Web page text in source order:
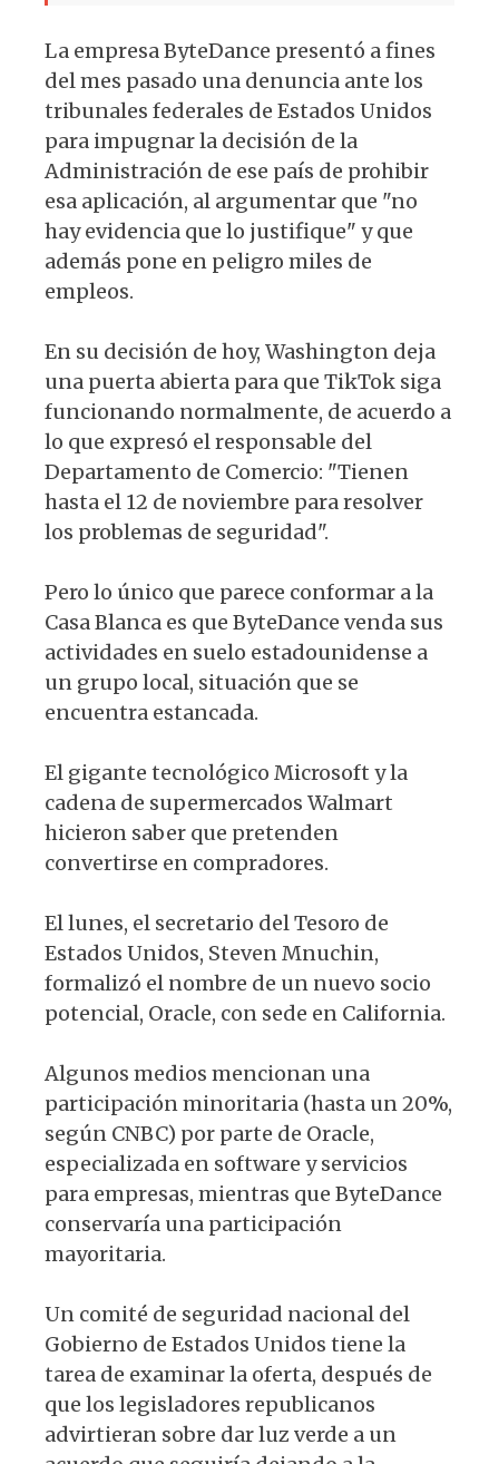
La empresa ByteDance presentó a fines
del mes pasado una denuncia ante los
tribunales federales de Estados Unidos
para impugnar la decisión de la
Administración de ese país de prohibir
esa aplicación, al argumentar que "no
hay evidencia que lo justifique" y que
además pone en peligro miles de
empleos.
En su decisión de hoy, Washington deja
una puerta abierta para que TikTok siga
funcionando normalmente, de acuerdo a
lo que expresó el responsable del
Departamento de Comercio: "Tienen
hasta el 12 de noviembre para resolver
los problemas de seguridad".
Pero lo único que parece conformar a la
Casa Blanca es que ByteDance venda sus
actividades en suelo estadounidense a
un grupo local, situación que se
encuentra estancada.
El gigante tecnológico Microsoft y la
cadena de supermercados Walmart
hicieron saber que pretenden
convertirse en compradores.
El lunes, el secretario del Tesoro de
Estados Unidos, Steven Mnuchin,
formalizó el nombre de un nuevo socio
potencial, Oracle, con sede en California.
Algunos medios mencionan una
participación minoritaria (hasta un 20%,
según CNBC) por parte de Oracle,
especializada en software y servicios
para empresas, mientras que ByteDance
conservaría una participación
mayoritaria.
Un comité de seguridad nacional del
Gobierno de Estados Unidos tiene la
tarea de examinar la oferta, después de
que los legisladores republicanos
advirtieran sobre dar luz verde a un